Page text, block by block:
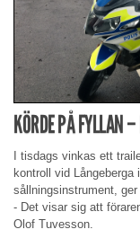
KÖRDE PÅ FYLLAN
I tisdags vinkas ett
kontroll vid Långeberga
sållningsinstrument,
- Det visar sig att
Olof Tuvesson.